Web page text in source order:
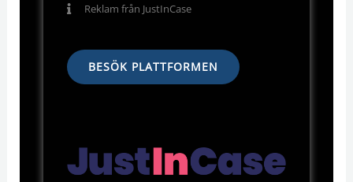
Reklam från JustInCase
BESÖK PLATTFORMEN